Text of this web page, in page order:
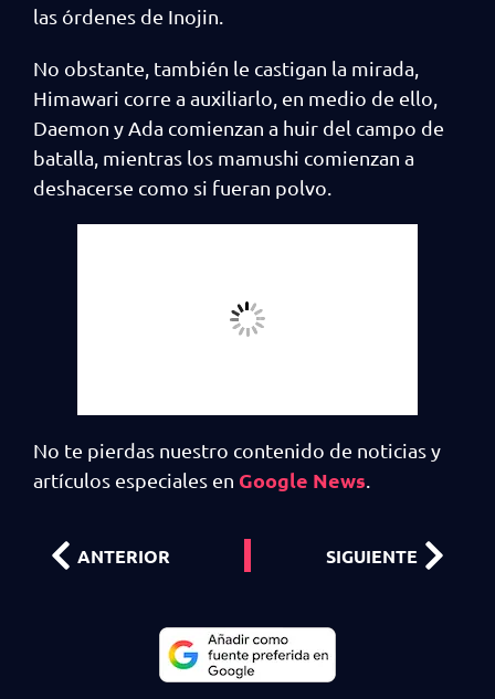
las órdenes de Inojin.
No obstante, también le castigan la mirada,
Himawari corre a auxiliarlo, en medio de ello,
Daemon y Ada comienzan a huir del campo de
batalla, mientras los mamushi comienzan a
deshacerse como si fueran polvo.
No te pierdas nuestro contenido de noticias y
artículos especiales en Google News.
ANTERIOR SIGUIENTE